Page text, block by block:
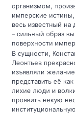
организмом,
имперские
весь известный
– сильный образ
поверхности
В сущности,
Леонтьев
изъявляли
представить её
лихие люди и
проявить некую